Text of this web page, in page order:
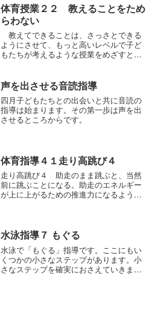
体育授業２２ 教えることをため
らわない
教えてできることは、さっさとできる
ようにさせて、もっと高いレベルで子ど
もたちが考えるような授業をめざすとい
声を出させる音読指導
四月子どもたちとの出会いと共に音読の
指導は始まります。その第一歩は声を出
させるところからです。
体育指導４１走り高跳び４
走り高跳び４ 助走のまま跳ぶと、当然
前に跳ぶことになる。助走のエネルギー
が上に上がるための推進力になるように
き付ける。この感覚を体感...
水泳指導７ もぐる
水泳で「もぐる」指導です。ここにもい
くつかの小さなステップがあります。小
さなステップを確実におさえていきまし